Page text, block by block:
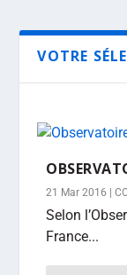
VOTRE
21 Mar 2016 |
Selon
France...